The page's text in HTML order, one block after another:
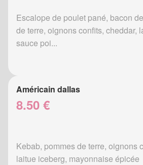
Escalope de poulet pané, bacon
de terre, oignons confits, cheddar,
sauce poi...
Américain dallas
8.50 €
Kebab, pommes de terre, oignons
laitue iceberg, mayonnaise épicée